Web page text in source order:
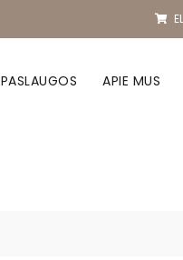
PASLAUGOS APIE MUS